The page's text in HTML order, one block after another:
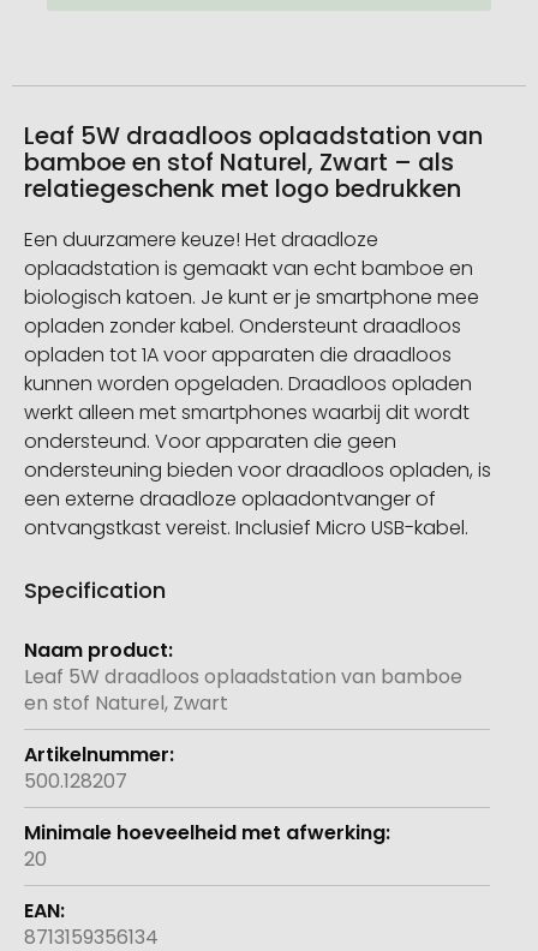
Leaf 5W draadloos oplaadstation van
bamboe en stof Naturel, Zwart – als
relatiegeschenk met logo bedrukken
Een duurzamere keuze! Het draadloze
oplaadstation is gemaakt van echt bamboe en
biologisch katoen. Je kunt er je smartphone mee
opladen zonder kabel. Ondersteunt draadloos
opladen tot 1A voor apparaten die draadloos
kunnen worden opgeladen. Draadloos opladen
werkt alleen met smartphones waarbij dit wordt
ondersteund. Voor apparaten die geen
ondersteuning bieden voor draadloos opladen, is
een externe draadloze oplaadontvanger of
ontvangstkast vereist. Inclusief Micro USB-kabel.
Specification
Meer
informatie
Leaf 5W draadloos oplaadstation van bamboe
en stof Naturel, Zwart
500.128207
20
8713159356134